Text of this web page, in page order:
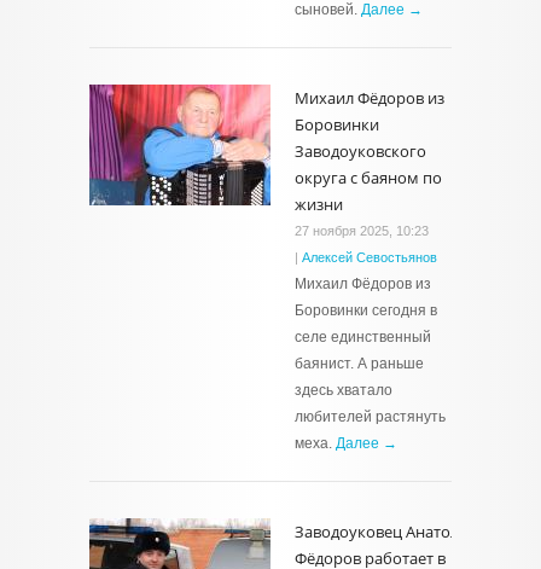
сыновей. Далее →
Михаил Фёдоров из
Боровинки
Заводоуковского
округа с баяном по
жизни
27 ноября 2025, 10:23
| Алексей Севостьянов
Михаил Фёдоров из
Боровинки сегодня в
селе единственный
баянист. А раньше
здесь хватало
любителей растянуть
меха. Далее →
Заводоуковец Анатолий
Фёдоров работает в